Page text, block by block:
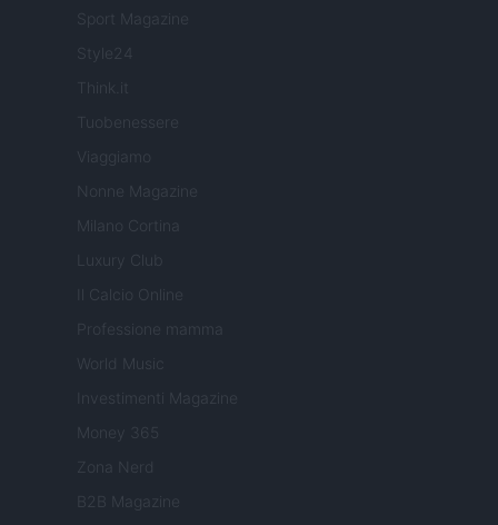
Sport Magazine
Style24
Think.it
Tuobenessere
Viaggiamo
Nonne Magazine
Milano Cortina
Luxury Club
Il Calcio Online
Professione mamma
World Music
Investimenti Magazine
Money 365
Zona Nerd
B2B Magazine